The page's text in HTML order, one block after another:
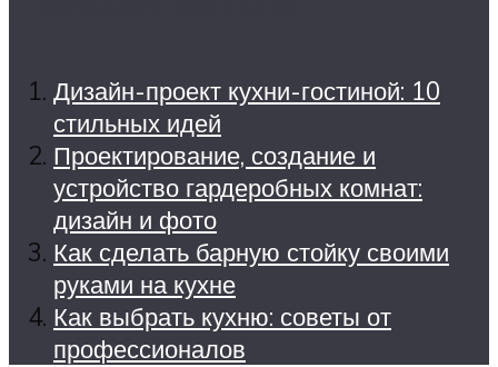
Дизайн-проект кухни-гостиной: 10
стильных идей
Проектирование, создание и
устройство гардеробных комнат:
дизайн и фото
Как сделать барную стойку своими
руками на кухне
Как выбрать кухню: советы от
профессионалов